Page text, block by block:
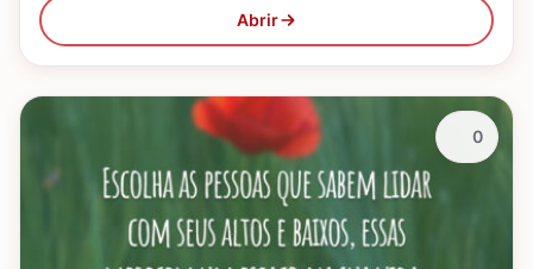
Abrir
0